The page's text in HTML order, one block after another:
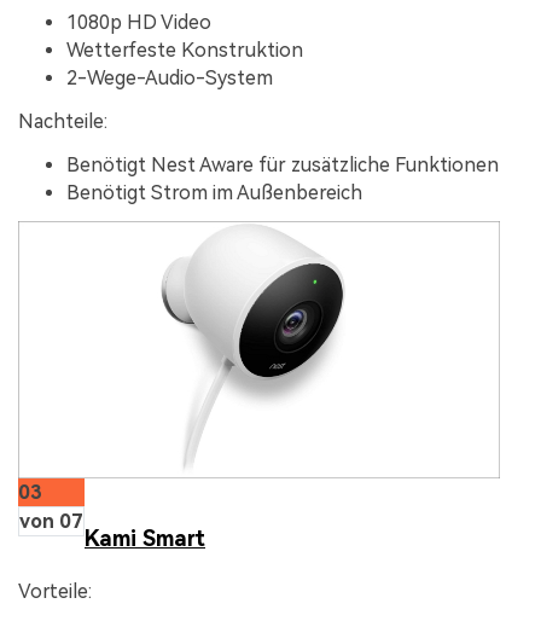
1080p HD Video
Wetterfeste Konstruktion
2-Wege-Audio-System
Nachteile:
Benötigt Nest Aware für zusätzliche Funktionen
Benötigt Strom im Außenbereich
03
von 07
Kami Smart
Vorteile: